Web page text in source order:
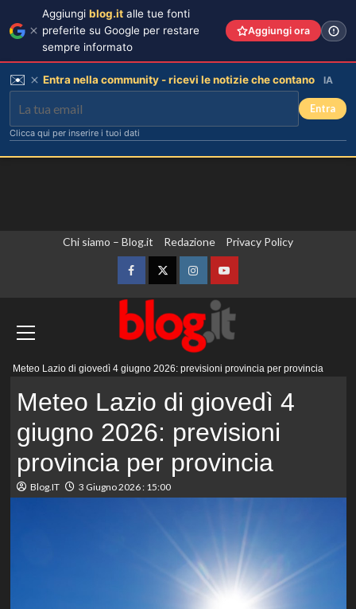
Chi siamo – Blog.it Redazione Privacy Policy
FacebookTwitterInstagramYouTube
Meteo Lazio di giovedì 4 giugno 2026: previsioni provincia per provincia
Meteo Lazio di giovedì 4
giugno 2026: previsioni
provincia per provincia
Blog.IT 3 Giugno 2026 : 15:00
Aggiungi blog.it alle tue fonti
preferite su Google per restare
sempre informato
Aggiungi ora
✉️ Entra nella community - ricevi le notizie che contano IA
Entra
Clicca qui per inserire i tuoi dati